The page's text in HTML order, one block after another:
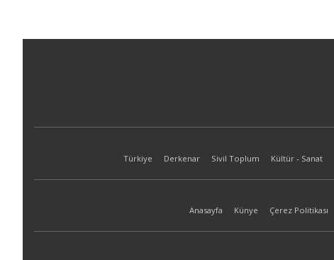
Türkiye Derkenar Sivil Toplum Kültür - Sanat
Anasayfa Künye Çerez Politikası